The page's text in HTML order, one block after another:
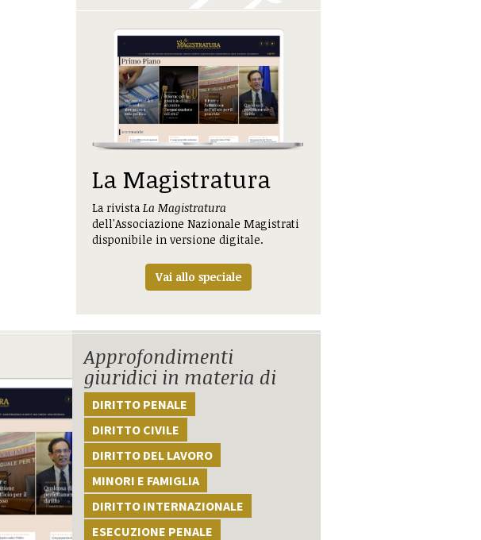
La Magistratura
La rivista La Magistratura
dell'Associazione Nazionale Magistrati
disponibile in versione digitale.
Vai allo speciale
Approfondimenti
giuridici in materia di
DIRITTO PENALE
DIRITTO CIVILE
DIRITTO DEL LAVORO
MINORI E FAMIGLIA
DIRITTO INTERNAZIONALE
ESECUZIONE PENALE